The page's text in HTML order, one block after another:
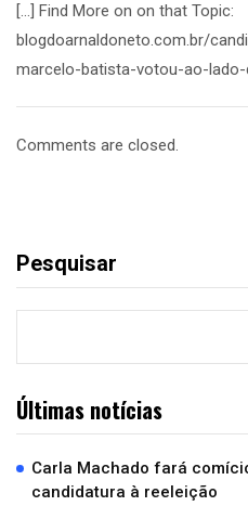
[…] Find More on on that Topic:
blogdoarnaldoneto.com.br/
marcelo-batista-votou-ao-
Comments are closed.
Pesquisar
Últimas notícias
Carla Machado fará
candidatura à reeleição